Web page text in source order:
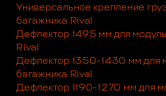
Универсальное крепление
багажника Rival
Дефлектор 1495 мм для
Rival
Дефлектор 1350-1430 мм для
багажника Rival
Дефлектор 1190-1270 мм для